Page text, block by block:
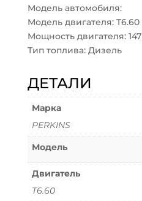
Модель автомобиля:
Модель двигателя: T6.60
Мощность двигателя: 147
Тип топлива: Дизель
ДЕТАЛИ
Марка
PERKINS
Модель
Двигатель
T6.60